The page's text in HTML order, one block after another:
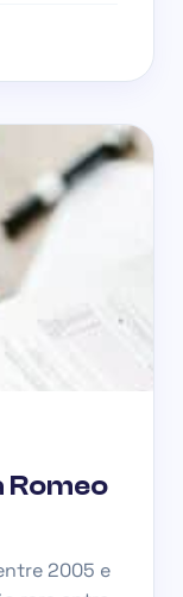
Romeo
2005 e